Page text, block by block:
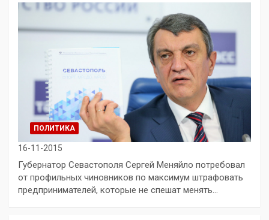
ПОЛИТИКА
16-11-2015
Губернатор Севастополя Сергей Меняйло потребовал
от профильных чиновников по максимум штрафовать
предпринимателей, которые не спешат менять…